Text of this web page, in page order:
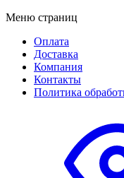
Меню страниц
Оплата
Доставка
Компания
Контакты
Политика